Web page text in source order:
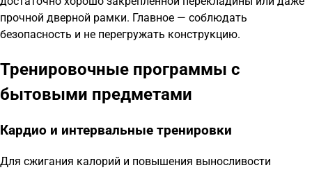
прочной дверной рамки. Главное — соблюдать
безопасность и не перегружать конструкцию.
Тренировочные программы с
бытовыми предметами
Кардио и интервальные тренировки
Для сжигания калорий и повышения выносливости